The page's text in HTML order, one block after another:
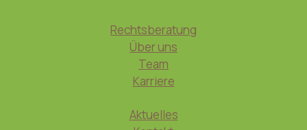
Rechtsberatung
Über uns
Team
Karriere
Aktuelles